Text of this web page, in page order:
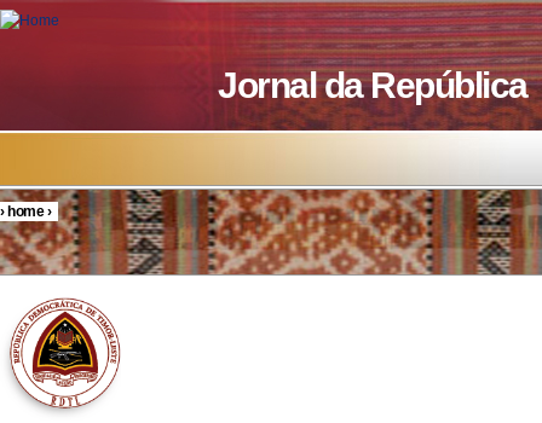
Skip to main content
Jornal da República
You are here
›home›